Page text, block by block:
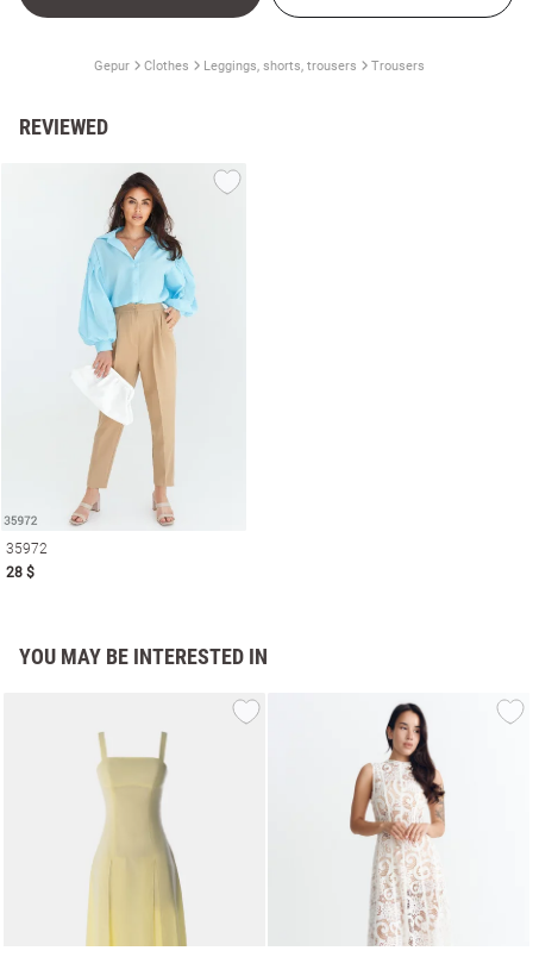
Gepur Clothes Leggings, shorts, trousers Trousers
REVIEWED
35972
28 $
YOU MAY BE INTERESTED IN